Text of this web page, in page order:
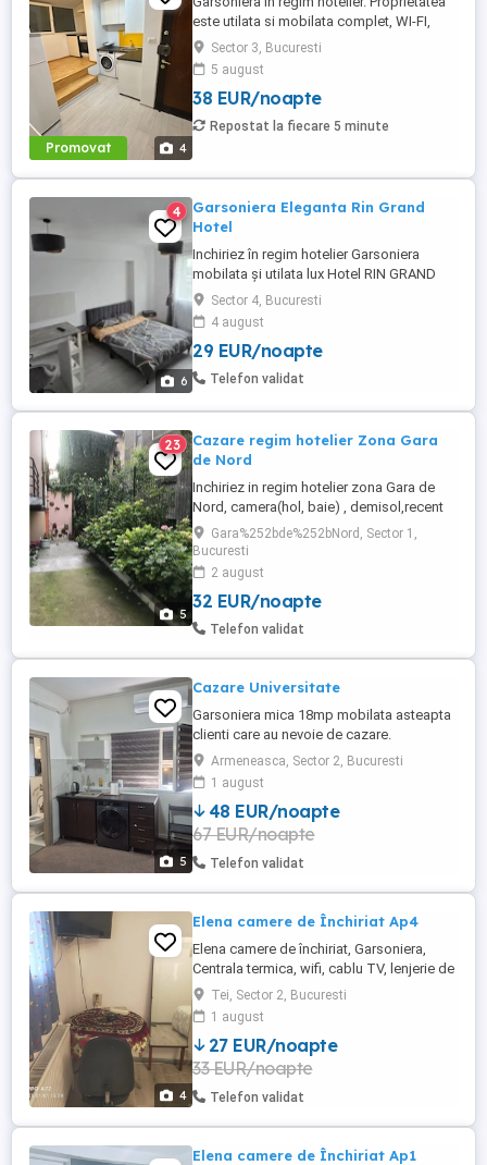
Promovat 4
este utilata si mobilata complet, WI-FI,
masina de spalat rufe noua, suprafata
30mp - sufragerie: tv, Pat matrimonial
masuta cafea, comoda ,Dressing - baie
dotata cu tot ce este nevoie pentru un
sejur complet. - bucatarie: cuptor,
plita,masina de spalat rufe, ...
Sector 3, Bucuresti
5 august
38 EUR/noapte
Repostat la fiecare 5 minute
6
4
Garsoniera Eleganta Rin Grand
Hotel
Inchiriez în regim hotelier Garsoniera
mobilata și utilata lux Hotel RIN GRAND
RESIDENCE Garsoniera în hotel RIN
GRAND RESIDENCE cu întrare prin
fata,mobilata și utilata complet,totul
nou,nefolosit Zona Vitan în apropiere
imediata de mall Vitan sau Park Lake La
Beneficiați ...
Sector 4, Bucuresti
4 august
29 EUR/noapte
Telefon validat
5
23
Cazare regim hotelier Zona Gara
de Nord
Inchiriez in regim hotelier zona Gara de
Nord, camera(hol, baie) , demisol,recent
renovat, acces facil catre toate mijloacele
de transport. Utilita?i - apa,
curent,canalizare Acces internet- wireless
Finisaje- recent renovat, parchet, gresie
Dotari- canapea, minifrigider, fierbator apa
Gara%252bde%252bNord, Sector 1,
Bucuresti
2 august
32 EUR/noapte
Telefon validat
5
Cazare Universitate
Garsoniera mica 18mp mobilata asteapta
clienti care au nevoie de cazare.
Armeneasca, Sector 2, Bucuresti
1 august
48 EUR/noapte
67 EUR/noapte
Telefon validat
4
Elena camere de Închiriat Ap4
Elena camere de închiriat, Garsoniera,
Centrala termica, wifi, cablu TV, lenjerie de
pat, articole de baie, igiena prosoape
incluse in preț ,parcare gratuita
Tei, Sector 2, Bucuresti
1 august
27 EUR/noapte
33 EUR/noapte
Telefon validat
Elena camere de Închiriat Ap1